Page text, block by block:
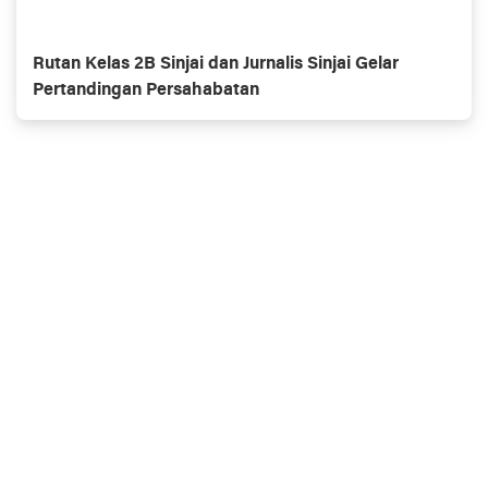
Rutan Kelas 2B Sinjai dan Jurnalis Sinjai Gelar
Pertandingan Persahabatan